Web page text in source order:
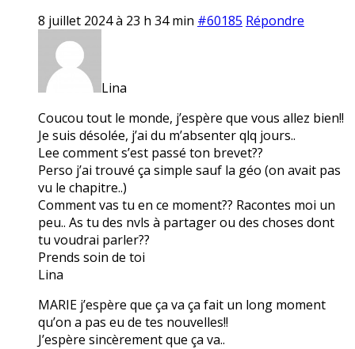
8 juillet 2024 à 23 h 34 min #60185 Répondre
Lina
Coucou tout le monde, j’espère que vous allez bien!!
Je suis désolée, j’ai du m’absenter qlq jours..
Lee comment s’est passé ton brevet??
Perso j’ai trouvé ça simple sauf la géo (on avait pas
vu le chapitre..)
Comment vas tu en ce moment?? Racontes moi un
peu.. As tu des nvls à partager ou des choses dont
tu voudrai parler??
Prends soin de toi
Lina
MARIE j’espère que ça va ça fait un long moment
qu’on a pas eu de tes nouvelles!!
J’espère sincèrement que ça va..